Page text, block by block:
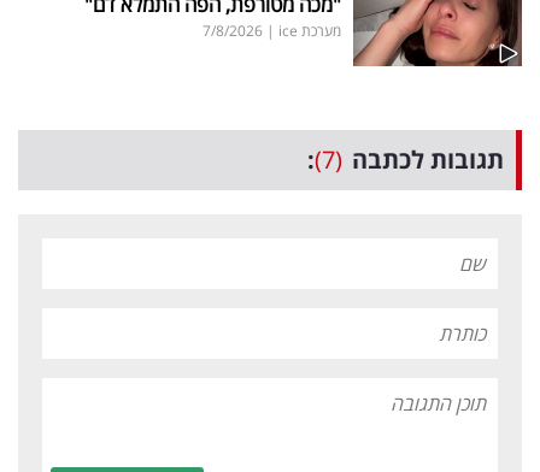
מערכת ice |
7/8/2026
תגובות לכתבה (7)
: